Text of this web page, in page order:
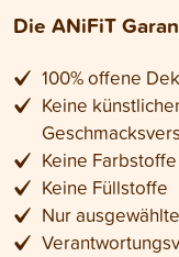
Die ANiFiT
100% offene
Keine
Keine Farbstoffe
Keine Füllstoffe
Nur